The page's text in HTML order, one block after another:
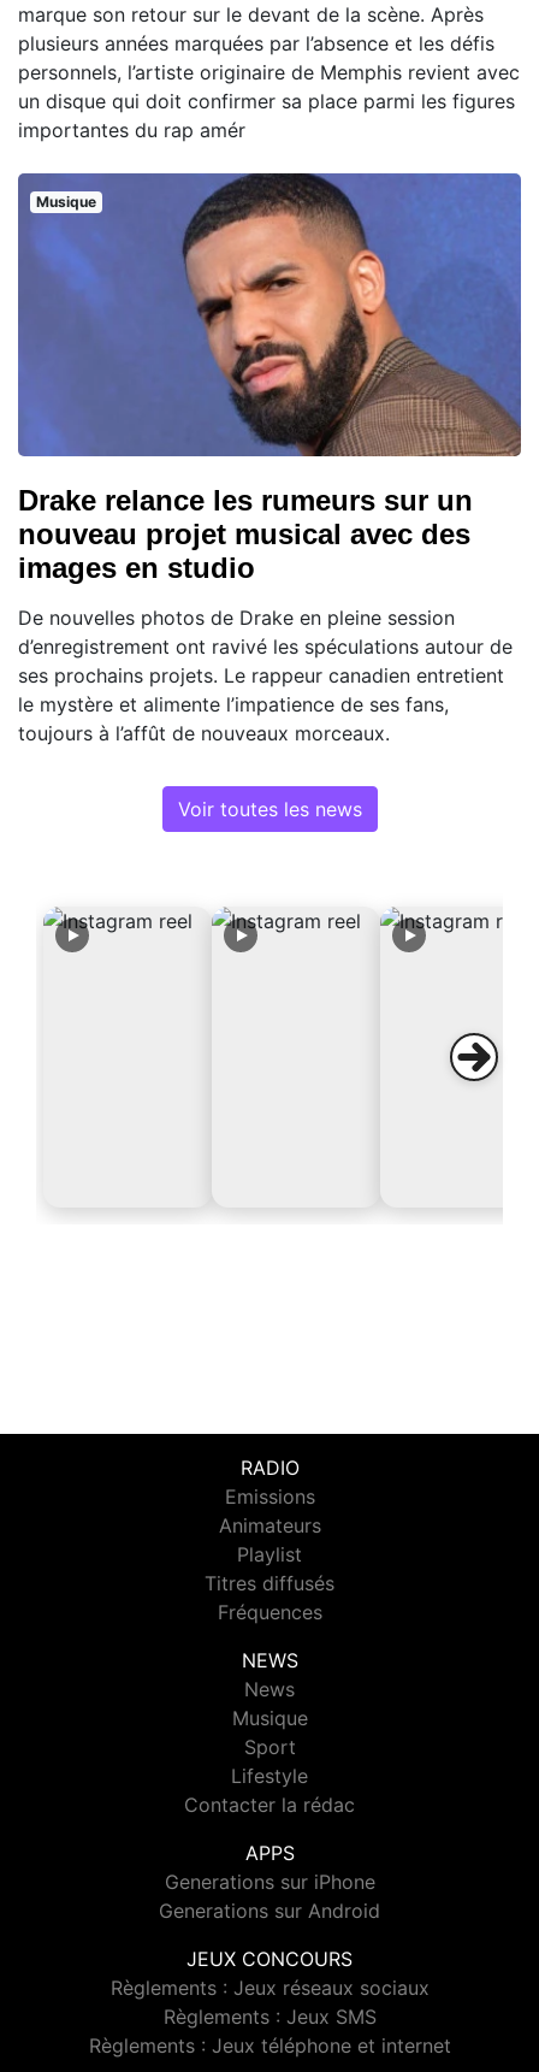
marque son retour sur le devant de la scène. Après
plusieurs années marquées par l’absence et les défis
personnels, l’artiste originaire de Memphis revient avec
un disque qui doit confirmer sa place parmi les figures
importantes du rap amér
Musique
Drake relance les rumeurs sur un
nouveau projet musical avec des
images en studio
De nouvelles photos de Drake en pleine session
d’enregistrement ont ravivé les spéculations autour de
ses prochains projets. Le rappeur canadien entretient
le mystère et alimente l’impatience de ses fans,
toujours à l’affût de nouveaux morceaux.
Voir toutes les news
RADIO
Emissions
Animateurs
Playlist
Titres diffusés
Fréquences
NEWS
News
Musique
Sport
Lifestyle
Contacter la rédac
APPS
Generations sur iPhone
Generations sur Android
JEUX CONCOURS
Règlements : Jeux réseaux sociaux
Règlements : Jeux SMS
Règlements : Jeux téléphone et internet